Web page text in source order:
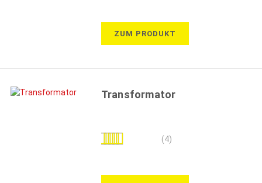
ZUM PRODUKT
Transformator
Bewertung: (4)